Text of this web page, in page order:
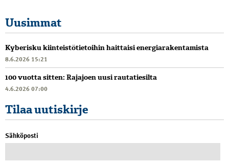
Uusimmat
Kyberisku kiinteistötietoihin haittaisi energiarakentamista
8.6.2026 15:21
100 vuotta sitten: Rajajoen uusi rautatiesilta
4.6.2026 07:00
Tilaa uutiskirje
Sähköposti